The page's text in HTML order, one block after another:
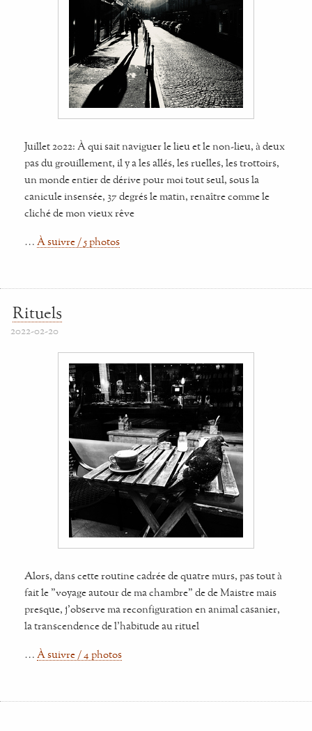
Juillet 2022: À qui sait naviguer le lieu et le non-lieu, à deux
pas du grouillement, il y a les allés, les ruelles, les trottoirs,
un monde entier de dérive pour moi tout seul, sous la
canicule insensée, 37 degrés le matin, renaître comme le
cliché de mon vieux rêve
… À suivre / 5 photos
Rituels
2022-02-20
Alors, dans cette routine cadrée de quatre murs, pas tout à
fait le "voyage autour de ma chambre" de de Maistre mais
presque, j'observe ma reconfiguration en animal casanier,
la transcendence de l'habitude au rituel
… À suivre / 4 photos